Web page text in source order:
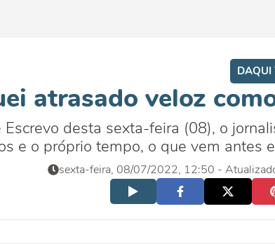
DAQUI
atrasado veloz
Escrevo desta sexta-feira (08), o
e o próprio tempo, o que vem antes
sexta-feira, 08/07/2022, 12:50 -